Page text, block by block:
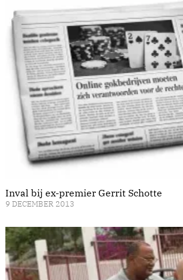
Inval bij ex-premier Gerrit Schotte
9 DECEMBER 2013